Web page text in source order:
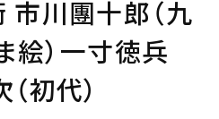
川團十郎（九
絵）一寸徳兵
初代）